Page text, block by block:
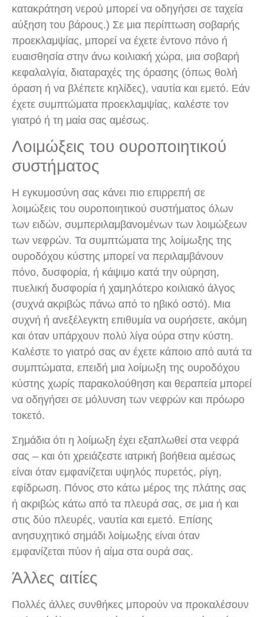
κατακράτηση νερού μπορεί να οδηγήσει σε ταχεία
αύξηση του βάρους.) Σε μια περίπτωση σοβαρής
προεκλαμψίας, μπορεί να έχετε έντονο πόνο ή
ευαισθησία στην άνω κοιλιακή χώρα, μια σοβαρή
κεφαλαλγία, διαταραχές της όρασης (όπως θολή
όραση ή να βλέπετε κηλίδες), ναυτία και εμετό. Εάν
έχετε συμπτώματα προεκλαμψίας, καλέστε τον
γιατρό ή τη μαία σας αμέσως.
Λοιμώξεις του ουροποιητικού
συστήματος
Η εγκυμοσύνη σας κάνει πιο επιρρεπή σε
λοιμώξεις του ουροποιητικού συστήματος όλων
των ειδών, συμπεριλαμβανομένων των λοιμώξεων
των νεφρών. Τα συμπτώματα της λοίμωξης της
ουροδόχου κύστης μπορεί να περιλαμβάνουν
πόνο, δυσφορία, ή κάψιμο κατά την ούρηση,
πυελική δυσφορία ή χαμηλότερο κοιλιακό άλγος
(συχνά ακριβώς πάνω από το ηβικό οστό). Μια
συχνή ή ανεξέλεγκτη επιθυμία να ουρήσετε, ακόμη
και όταν υπάρχουν πολύ λίγα ούρα στην κύστη.
Καλέστε το γιατρό σας αν έχετε κάποιο από αυτά τα
συμπτώματα, επειδή μια λοίμωξη της ουροδόχου
κύστης χωρίς παρακολούθηση και θεραπεία μπορεί
να οδηγήσει σε μόλυνση των νεφρών και πρόωρο
τοκετό.
Σημάδια ότι η λοίμωξη έχει εξαπλωθεί στα νεφρά
σας – και ότι χρειάζεστε ιατρική βοήθεια αμέσως
είναι όταν εμφανίζεται υψηλός πυρετός, ρίγη,
εφίδρωση. Πόνος στο κάτω μέρος της πλάτης σας
ή ακριβώς κάτω από τα πλευρά σας, σε μια ή και
στις δύο πλευρές, ναυτία και εμετό. Επίσης
ανησυχητικό σημάδι λοίμωξης είναι όταν
εμφανίζεται πύον ή αίμα στα ουρά σας.
Άλλες αιτίες
Πολλές άλλες συνθήκες μπορούν να προκαλέσουν